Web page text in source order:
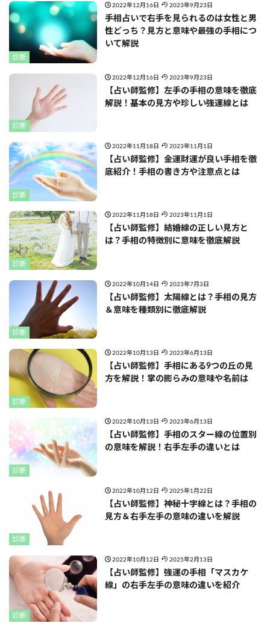
診断
2022年12月16日 2023年9月23日
手相占いで右手を見られるのは女性と男
性どっち？見方と意味や最強の手相につ
いて解説
診断
2022年12月16日 2023年9月23日
【占い師監修】左手の手相の意味を徹底
解説！基本の見方や珍しい強運線とは
診断
2022年11月18日 2023年11月1日
【占い師監修】金運財運が良い手相を徹
底紹介！手相の書き方や注意点とは
診断
2022年11月18日 2023年11月1日
【占い師監修】結婚線の正しい見方と
は？手相の特徴別に意味を徹底解説
診断
2022年10月14日 2023年7月3日
【占い師監修】太陽線とは？手相の見方
＆意味を種類別に徹底解説
診断
2022年10月13日 2023年6月13日
【占い師監修】手相にある9つの丘の見
方を解説！掌の膨らみの意味や名前は
診断
2022年10月13日 2023年6月13日
【占い師監修】手相のスター線の位置別
の意味を解説！右手左手の違いとは
診断
2022年10月12日 2025年1月22日
【占い師監修】神秘十字線とは？手相の
見方＆右手左手の意味の違いを解説
診断
2022年10月12日 2025年2月13日
【占い師監修】強運の手相「マスカケ
線」の右手左手の意味の違いを紹介